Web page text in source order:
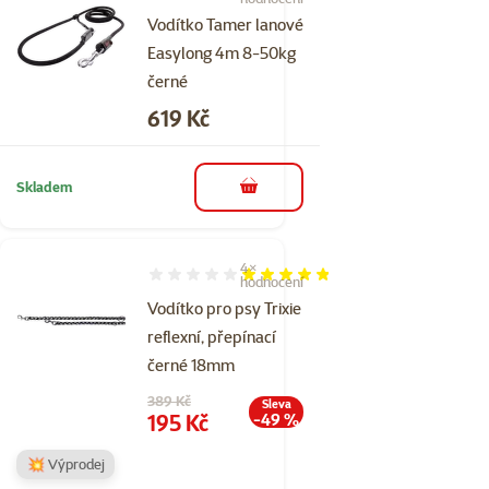
Vodítko Tamer lanové
Easylong 4m 8-50kg
černé
Cena
619 Kč
Skladem do košíku
Vodítko pro psy Trixie
reflexní, přepínací
černé 18mm
Hodnocení 95%, počet hodnocení: 4
4×
hodnocení
Původní cena
389 Kč
Cena
195 Kč
Sleva
-49 %
💥 Výprodej